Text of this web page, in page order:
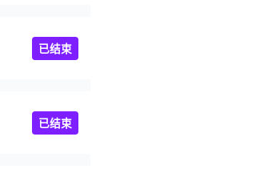
已结束
已结束